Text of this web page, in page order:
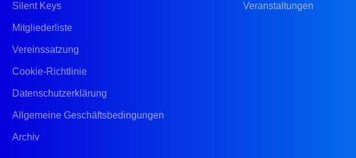
Silent Keys
Mitgliederliste
Vereinssatzung
Cookie-Richtlinie
Datenschutzerklärung
Allgemeine Geschäftsbedingungen
Archiv
Veranstaltungen